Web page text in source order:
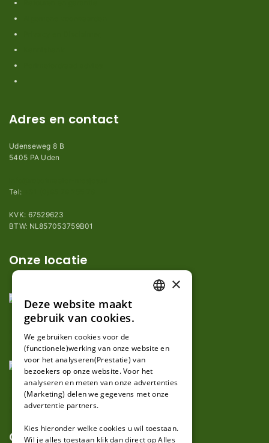
Adres en contact
Udenseweg 8 B
5405 PA Uden
Tel:
KVK: 67529623
BTW: NL857053759B01
Onze locatie
Over ons
GERMAN
×
Deze website maakt
gebruik van cookies.
We gebruiken cookies voor de
(functionele)werking van onze website en
voor het analyseren(Prestatie) van
bezoekers op onze website. Voor het
analyseren en meten van onze advertenties
(Marketing) delen we gegevens met onze
advertentie partners.
Kies hieronder welke cookies u wil toestaan.
Wil je alles toestaan klik dan direct op Alles